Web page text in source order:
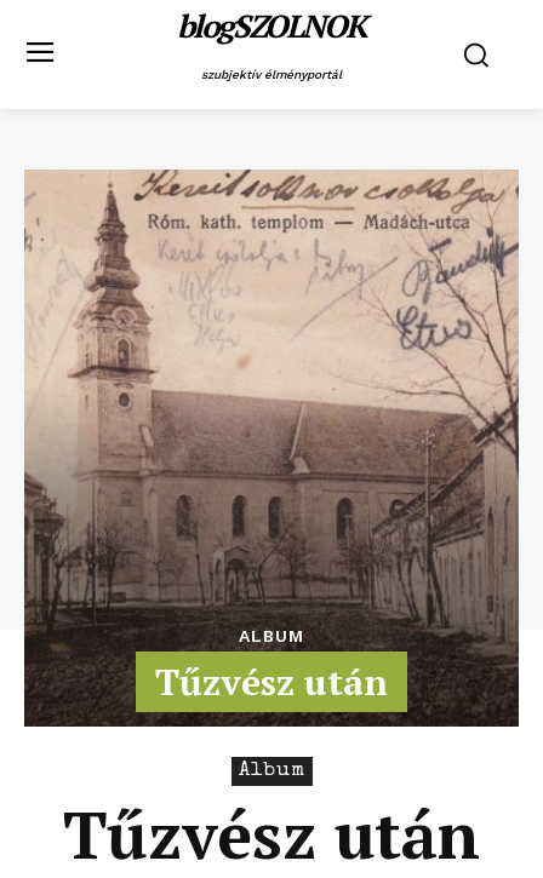
blogSZOLNOK
szubjektív élményportál
ALBUM
Tűzvész után
Album
Tűzvész után